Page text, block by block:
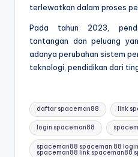
terlewatkan dalam proses
Pada tahun 2023,
tantangan dan peluang
adanya perubahan sistem
teknologi, pendidikan dari
Tags:
daftar spaceman88 link
login spaceman88
spaceman88 spaceman 88
spaceman88 link spaceman88